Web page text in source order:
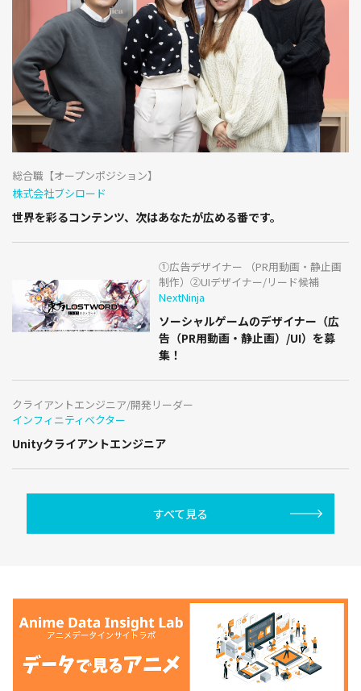
総合職【オープンポジション】
株式会社ブシロード
世界を彩るコンテンツ、次はあなたが広める番です。
①広告デザイナー （PR用動画・静止画
制作）②UIデザイナー/リード候補
NextNinja
ソーシャルゲームのデザイナー（広
告（PR用動画・静止画）/UI）を募
集！
クライアントエンジニア/開発リーダー
インフィニティベクター
Unityクライアントエンジニア
すべて見る